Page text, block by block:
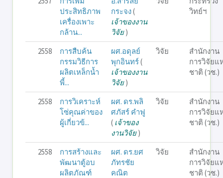
ประสิทธิภาพ
เครื่องเพาะ
กล้าน...
กระจง(
เจ้าของงาน
วิจัย)
วิทย์ฯ
2558
การสืบค้น
กรรมวิธีการ
ผลิตเหล็กน้ำ
พี้...
ผศ.อดุลย์
พุกอินทร์(
เจ้าของงาน
วิจัย)
วิจัย
สำนักงาน
การวิจัยแ
ชาติ (วช.)
2558
การวิเคราะห์
โซ่คุณค่าของ
ผู้เกี่ยวข้...
ผศ. ดร.พลิ
ศภัสร์ คำฟู
( เจ้าของ
งานวิจัย)
วิจัย
สำนักงาน
การวิจัยแ
ชาติ (วช.)
2558
การสร้างและ
พัฒนาตู้อบ
ผลิตภัณฑ์
ผศ. ดร.ยศ
ภัทรชัย
คณิต
วิจัย
สำนักงาน
การวิจัยแ
ชาติ (วช.)